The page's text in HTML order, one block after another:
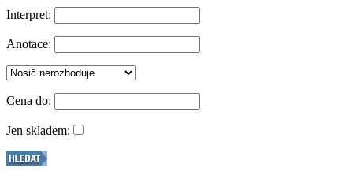
Interpret:
Anotace:
Cena do:
Jen skladem: